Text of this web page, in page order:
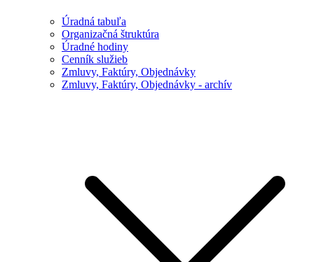
Úradná tabuľa
Organizačná štruktúra
Úradné hodiny
Cenník služieb
Zmluvy, Faktúry, Objednávky
Zmluvy, Faktúry, Objednávky - archív